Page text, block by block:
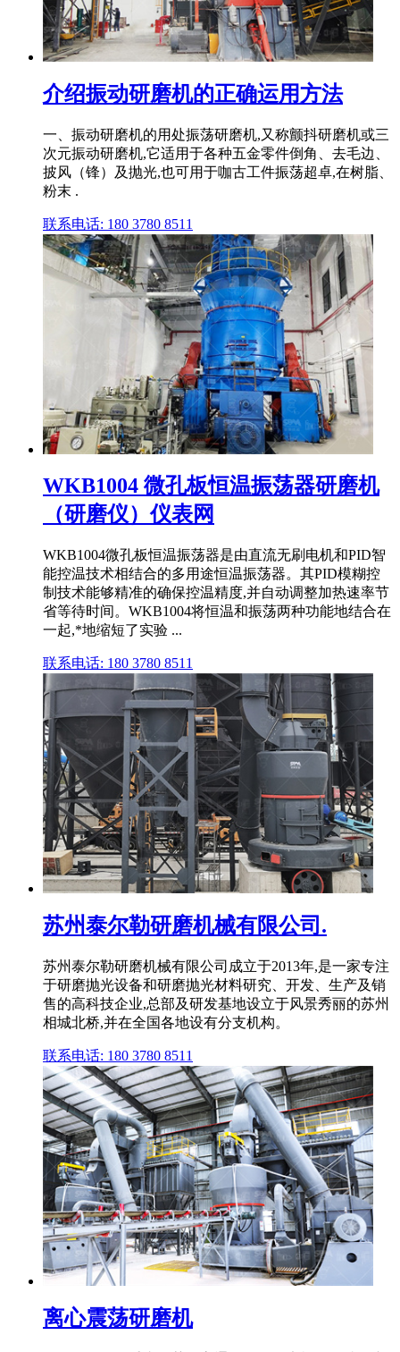
介绍振动研磨机的正确运用方法
一、振动研磨机的用处振荡研磨机,又称颤抖研磨机或三
次元振动研磨机,它适用于各种五金零件倒角、去毛边、
披风（锋）及抛光,也可用于咖古工件振荡超卓,在树脂、
粉末 .
联系电话: 180 3780 8511
WKB1004 微孔板恒温振荡器研磨机
（研磨仪）仪表网
WKB1004微孔板恒温振荡器是由直流无刷电机和PID智
能控温技术相结合的多用途恒温振荡器。其PID模糊控
制技术能够精准的确保控温精度,并自动调整加热速率节
省等待时间。WKB1004将恒温和振荡两种功能地结合在
一起,*地缩短了实验 ...
联系电话: 180 3780 8511
苏州泰尔勒研磨机械有限公司.
苏州泰尔勒研磨机械有限公司成立于2013年,是一家专注
于研磨抛光设备和研磨抛光材料研究、开发、生产及销
售的高科技企业,总部及研发基地设立于风景秀丽的苏州
相城北桥,并在全国各地设有分支机构。
联系电话: 180 3780 8511
离心震荡研磨机